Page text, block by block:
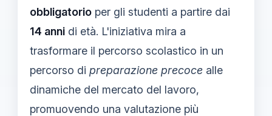
obbligatorio per gli studenti a partire dai
14 anni di età. L'iniziativa mira a
trasformare il percorso scolastico in un
percorso di preparazione precoce alle
dinamiche del mercato del lavoro,
promuovendo una valutazione più